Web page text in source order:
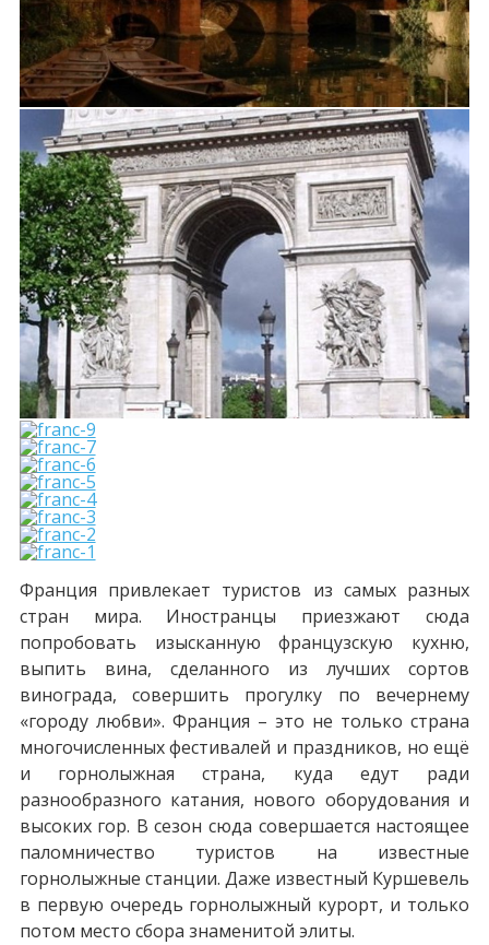
Франция привлекает туристов из самых разных
стран мира. Иностранцы приезжают сюда
попробовать изысканную французскую кухню,
выпить вина, сделанного из лучших сортов
винограда, совершить прогулку по вечернему
«городу любви». Франция – это не только страна
многочисленных фестивалей и праздников, но ещё
и горнолыжная страна, куда едут ради
разнообразного катания, нового оборудования и
высоких гор. В сезон сюда совершается настоящее
паломничество туристов на известные
горнолыжные станции. Даже известный Куршевель
в первую очередь горнолыжный курорт, и только
потом место сбора знаменитой элиты.